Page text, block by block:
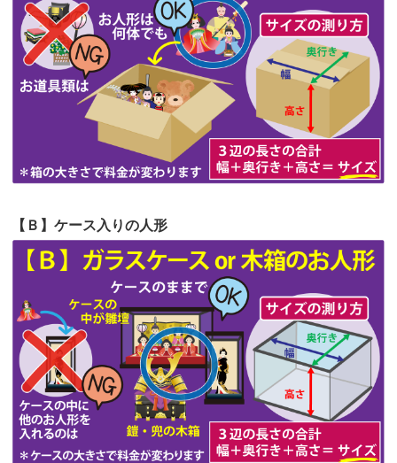
見つけまし...
第62回人形供養祭令和5年6月21日(水)
第61回人形供養祭 令和5年5月19日(金)
第60回人形供養祭令和5年3月28日(火)
第59回人形供養祭 令和5年2月10日(金)
第58回人形供養祭令和5年12月21日(水)
第56回人形供養祭 令和4年10月19日(水)
第55回人形供養祭令和4年9月8日(木)
第54回人形供養祭令和4年8月1日(月)
第53回人形供養祭令和4年7月1日(金)
第52回人形供養祭令和4年5月17日(火)
第51回人形供養祭令和4年4月18日(月)
【Ｂ】ケース入りの人形